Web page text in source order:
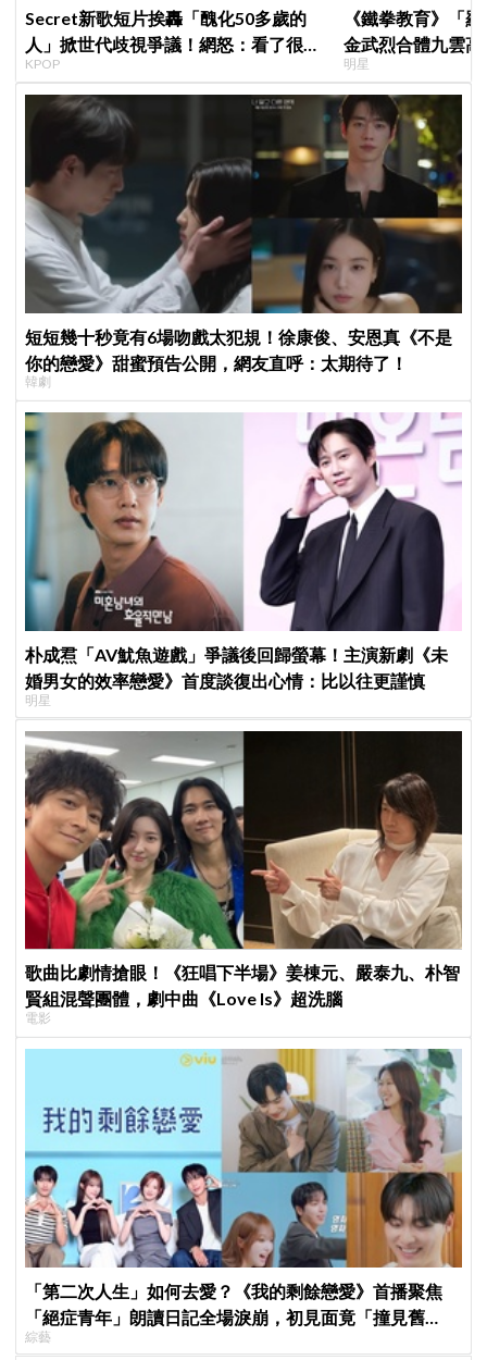
Secret新歌短片挨轟「醜化50多歲的
人」掀世代歧視爭議！網怒：看了很不
舒服
KPOP
《鐵拳教育》「
金武烈合體九雲
嚇壞反應笑翻劇
明星
短短幾十秒竟有6場吻戲太犯規！徐康俊、安恩真《不是
你的戀愛》甜蜜預告公開，網友直呼：太期待了！
韓劇
朴成焄「AV魷魚遊戲」爭議後回歸螢幕！主演新劇《未
婚男女的效率戀愛》首度談復出心情：比以往更謹慎
明星
歌曲比劇情搶眼！《狂唱下半場》姜棟元、嚴泰九、朴智
賢組混聲團體，劇中曲《Love Is》超洗腦
電影
「第二次人生」如何去愛？《我的剩餘戀愛》首播聚焦
「絕症青年」朗讀日記全場淚崩，初見面竟「撞見舊
識」！
綜藝